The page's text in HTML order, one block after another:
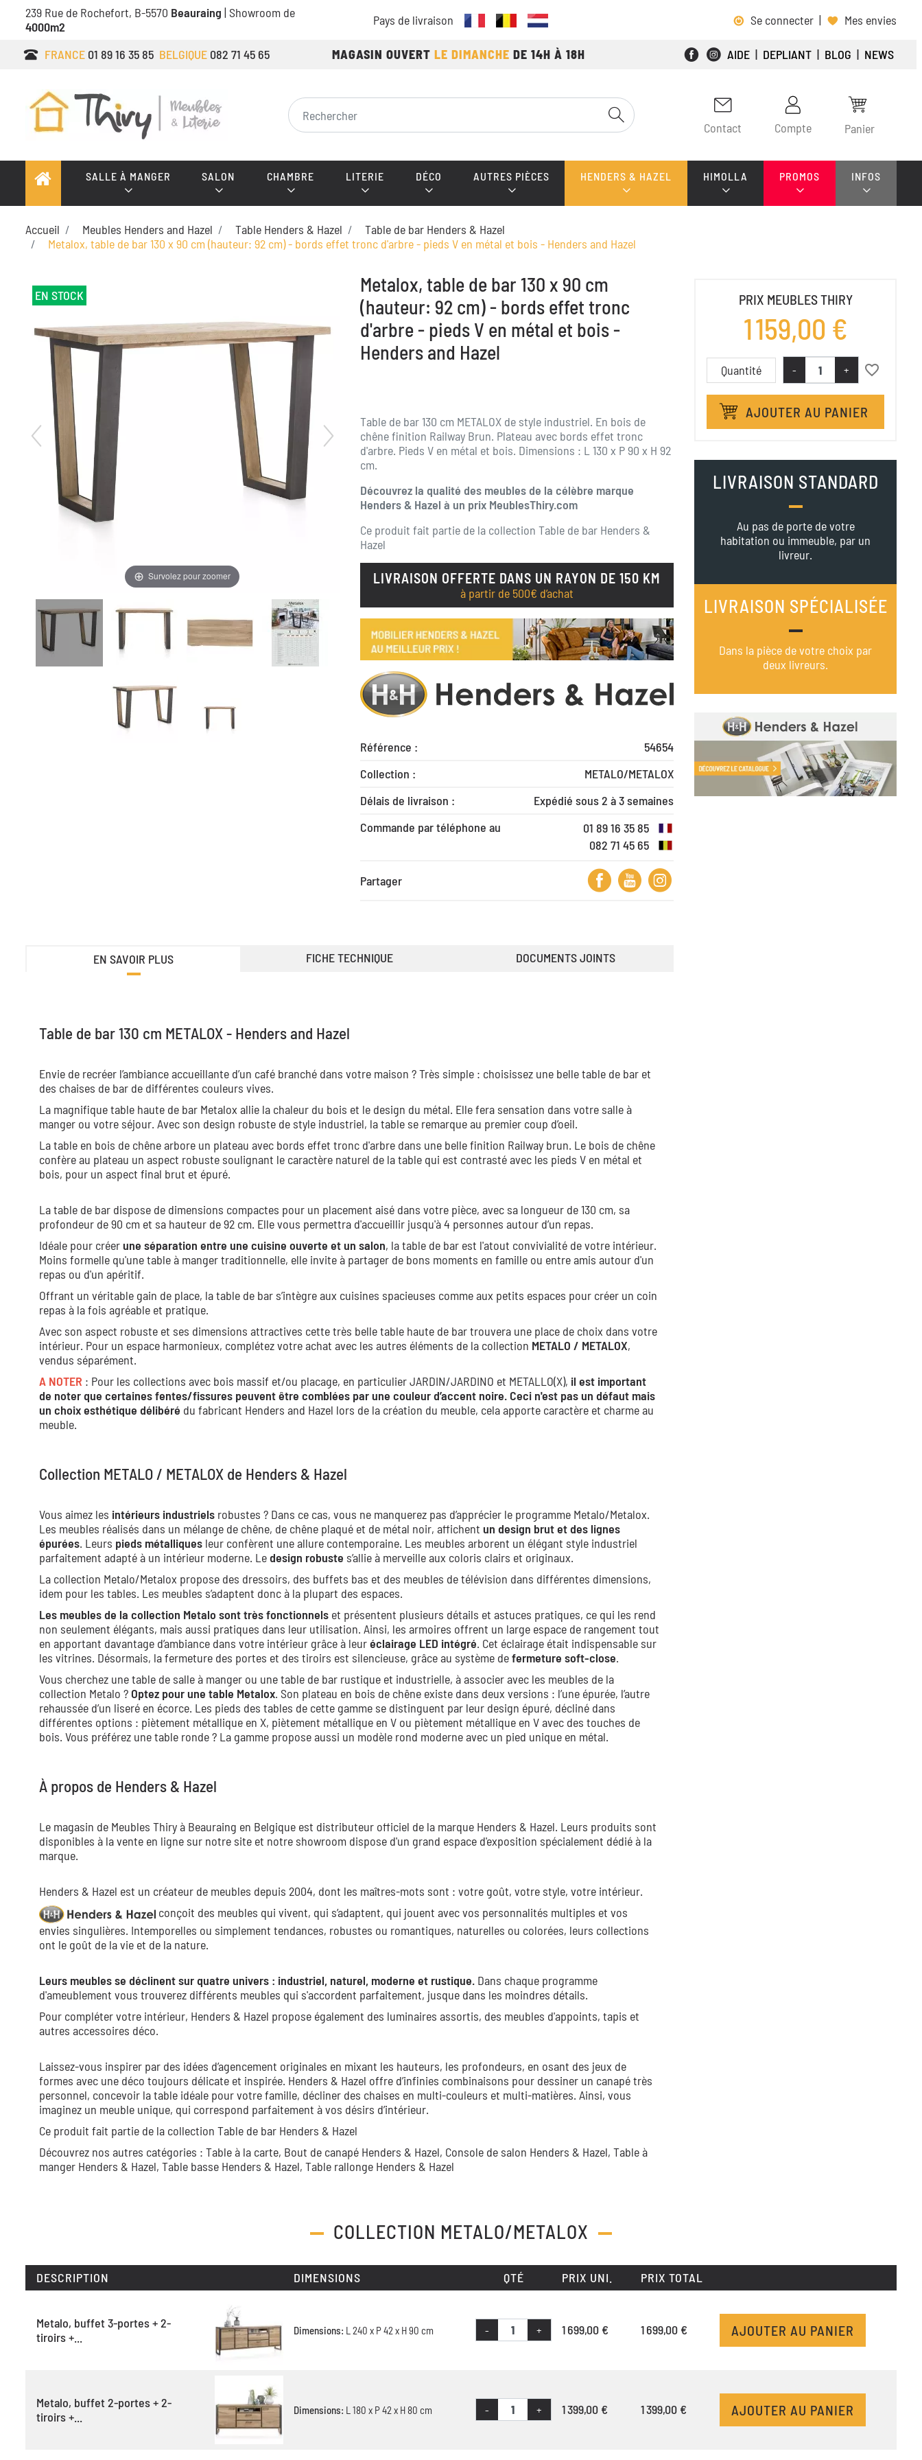
239 Rue de Rochefort, B-5570 Beauraing | Showroom de
4000m2
Pays de livraison Se connecter | Mes envies
FRANCE 01 89 16 35 85 BELGIQUE 082 71 45 65 MAGASIN OUVERT LE DIMANCHE DE 14H À 18H AIDE | DEPLIANT | BLOG | NEWS
Contact Compte Panier
SALLE À MANGER SALON CHAMBRE LITERIE DÉCO AUTRES PIÈCES HENDERS & HAZEL HIMOLLA PROMOS INFOS
Accueil Meubles Henders and Hazel Table Henders & Hazel
Table de bar Henders & Hazel
Metalox, table de bar 130 x 90 cm (hauteur: 92 cm) - bords effet tronc d'arbre - pieds V en métal et bois - Henders and Hazel
EN STOCK
Survolez pour zoomer
Metalox, table de bar 130 x 90 cm
(hauteur: 92 cm) - bords effet tronc
d'arbre - pieds V en métal et bois -
Henders and Hazel
Table de bar 130 cm METALOX de style industriel. En bois de
chêne finition Railway Brun. Plateau avec bords effet tronc
d'arbre. Pieds V en métal et bois. Dimensions : L 130 x P 90 x H 92
cm.
Découvrez la qualité des meubles de la célèbre marque
Henders & Hazel à un prix MeublesThiry.com
Ce produit fait partie de la collection Table de bar Henders &
Hazel
LIVRAISON OFFERTE DANS UN RAYON DE 150 KM
à partir de 500€ d’achat
Référence :
54654
Collection :
METALO/METALOX
Délais de livraison :
Expédié sous 2 à 3 semaines
Commande par téléphone au
01 89 16 35 85
082 71 45 65
Partager
EN SAVOIR PLUS FICHE TECHNIQUE DOCUMENTS JOINTS
Table de bar 130 cm METALOX - Henders and Hazel
Envie de recréer l’ambiance accueillante d’un café branché dans votre maison ? Très simple : choisissez une belle table de bar et
des chaises de bar de différentes couleurs vives.
La magnifique table haute de bar Metalox allie la chaleur du bois et le design du métal. Elle fera sensation dans votre salle à
manger ou votre séjour. Avec son design robuste de style industriel, la table se remarque au premier coup d’oeil.
La table en bois de chêne arbore un plateau avec bords effet tronc d'arbre dans une belle finition Railway brun. Le bois de chêne
confère au plateau un aspect robuste soulignant le caractère naturel de la table qui est contrasté avec les pieds V en métal et
bois, pour un aspect final brut et épuré.
La table de bar dispose de dimensions compactes pour un placement aisé dans votre pièce, avec sa longueur de 130 cm, sa
profondeur de 90 cm et sa hauteur de 92 cm. Elle vous permettra d'accueillir jusqu'à 4 personnes autour d’un repas.
Idéale pour créerune séparation entre une cuisine ouverte et un salon, la table de bar est l'atout convivialité de votre intérieur.
Moins formelle qu'une table à manger traditionnelle, elle invite à partager de bons moments en famille ou entre amis autour d'un
repas ou d'un apéritif.
Offrant un véritable gain de place, la table de bar s’intègre aux cuisines spacieuses comme aux petits espaces pour créer un coin
repas à la fois agréable et pratique.
Avec son aspect robuste et ses dimensions attractives cette très belle table haute de bar trouvera une place de choix dans votre
intérieur. Pour un espace harmonieux, complétez votre achat avec les autres éléments de la collection METALO / METALOX,
vendus séparément.
A NOTER : Pour les collections avec bois massif et/ou placage, en particulier JARDIN/JARDINO et METALLO(X), il est important
de noter que certaines fentes/fissures peuvent être comblées par une couleur d’accent noire.Ceci n'est pas un défaut mais
un choix esthétique délibéré du fabricant Henders and Hazel lors de la création du meuble, cela apporte caractère et charme au
meuble.
Collection METALO / METALOX de Henders & Hazel
Vous aimez les intérieurs industriels robustes ? Dans ce cas, vous ne manquerez pas d’apprécier le programme Metalo/Metalox.
Les meubles réalisés dans un mélange de chêne, de chêne plaqué et de métal noir, affichent un design brut et des lignes
épurées. Leurs pieds métalliques leur confèrent une allure contemporaine. Les meubles arborent un élégant style industriel
parfaitement adapté à un intérieur moderne. Ledesign robuste s’allie à merveille aux coloris clairs et originaux.
La collection Metalo/Metalox propose des dressoirs, des buffets bas et des meubles de télévision dans différentes dimensions,
idem pour les tables. Les meubles s’adaptent donc à la plupart des espaces.
Les meubles de la collection Metalo sont très fonctionnels et présentent plusieurs détails et astuces pratiques, ce qui les rend
non seulement élégants, mais aussi pratiques dans leur utilisation. Ainsi, les armoires offrent un large espace de rangement tout
en apportant davantage d’ambiance dans votre intérieur grâce à leuréclairage LED intégré. Cet éclairage était indispensable sur
les vitrines. Désormais, la fermeture des portes et des tiroirs est silencieuse, grâce au système defermeture soft-close.
Vous cherchez une table de salle à manger ou une table de bar rustique et industrielle, à associer avec les meubles de la
collection Metalo ?Optez pour une table Metalox. Son plateau en bois de chêne existe dans deux versions : l’une épurée, l’autre
rehaussée d’un liseré en écorce. Les pieds des tables de cette gamme se distinguent par leur design épuré, décliné dans
différentes options : piètement métallique en X, piètement métallique en V ou piètement métallique en V avec des touches de
bois. Vous préférez une table ronde ? La gamme propose aussi un modèle rond moderne avec un pied unique en métal.
À propos de Henders & Hazel
Le magasin de Meubles Thiry à Beauraing en Belgique est distributeur officiel de la marque Henders & Hazel. Leurs produits sont
disponibles à la vente en ligne sur notre site et notre showroom dispose d'un grand espace d'exposition spécialement dédié à la
marque.
Henders & Hazel est un créateur de meubles depuis 2004, dont les maîtres-mots sont : votre goût, votre style, votre intérieur.
conçoit des meubles qui vivent, qui s’adaptent, qui jouent avec vos personnalités multiples et vos
envies singulières. Intemporelles ou simplement tendances, robustes ou romantiques, naturelles ou colorées, leurs collections
ont le goût de la vie et de la nature.
Leurs meubles se déclinent sur quatre univers : industriel, naturel, moderne et rustique. Dans chaque programme
d'ameublement vous trouverez différents meubles qui s'accordent parfaitement, jusque dans les moindres détails.
Pour compléter votre intérieur, Henders & Hazel propose également des luminaires assortis, des meubles d'appoints, tapis et
autres accessoires déco.
Laissez-vous inspirer par des idées d’agencement originales en mixant les hauteurs, les profondeurs, en osant des jeux de
formes avec une déco toujours délicate et inspirée. Henders & Hazel offre d’infinies combinaisons pour dessiner un canapé très
personnel, concevoir la table idéale pour votre famille, décliner des chaises en multi-couleurs et multi-matières. Ainsi, vous
imaginez un meuble unique, qui correspond parfaitement à vos désirs d’intérieur.
Ce produit fait partie de la collection Table de bar Henders & Hazel
Découvrez nos autres catégories : Table à la carte, Bout de canapé Henders & Hazel, Console de salon Henders & Hazel, Table à
manger Henders & Hazel, Table basse Henders & Hazel, Table rallonge Henders & Hazel
PRIX MEUBLES THIRY
1 159,00 €
Quantité - + favorite_border
AJOUTER AU PANIER
LIVRAISON STANDARD
Au pas de porte de votre
habitation ou immeuble, par un
livreur.
LIVRAISON SPÉCIALISÉE
Dans la pièce de votre choix par
deux livreurs.
COLLECTION METALO/METALOX
DESCRIPTION DIMENSIONS QTÉ PRIX UNI. PRIX TOTAL
Metalo, buffet 3-portes + 2-
tiroirs +...
Dimensions: L 240 x P 42 x H 90 cm - + 1 699,00 € 1 699,00 € AJOUTER AU PANIER
Metalo, buffet 2-portes + 2-
tiroirs +...
Dimensions: L 180 x P 42 x H 80 cm - + 1 399,00 € 1 399,00 € AJOUTER AU PANIER